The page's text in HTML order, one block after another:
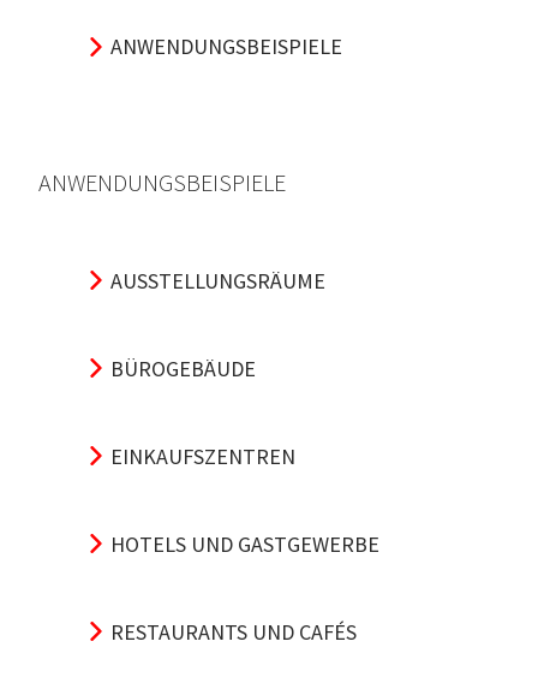
ANWENDUNGSBEISPIELE
ANWENDUNGSBEISPIELE
AUSSTELLUNGSRÄUME
BÜROGEBÄUDE
EINKAUFSZENTREN
HOTELS UND GASTGEWERBE
RESTAURANTS UND CAFÉS